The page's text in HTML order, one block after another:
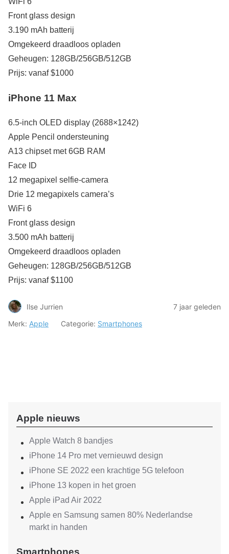
Front glass design
3.190 mAh batterij
Omgekeerd draadloos opladen
Geheugen: 128GB/256GB/512GB
Prijs: vanaf $1000
iPhone 11 Max
6.5-inch OLED display (2688×1242)
Apple Pencil ondersteuning
A13 chipset met 6GB RAM
Face ID
12 megapixel selfie-camera
Drie 12 megapixels camera’s
WiFi 6
Front glass design
3.500 mAh batterij
Omgekeerd draadloos opladen
Geheugen: 128GB/256GB/512GB
Prijs: vanaf $1100
Ilse Jurrien
7 jaar geleden
Merk: Apple Categorie: Smartphones
Apple nieuws
Apple Watch 8 bandjes
iPhone 14 Pro met vernieuwd design
iPhone SE 2022 een krachtige 5G telefoon
iPhone 13 kopen in het groen
Apple iPad Air 2022
Apple en Samsung samen 80% Nederlandse
markt in handen
Smartphones